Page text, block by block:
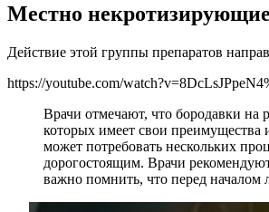
Местно некротизирующие
Действие этой группы препаратов
https://youtube.com/
Врачи отмечают, что бородавки на
которых имеет свои преимущества
может потребовать нескольких
дорогостоящим. Врачи
важно помнить, что перед началом